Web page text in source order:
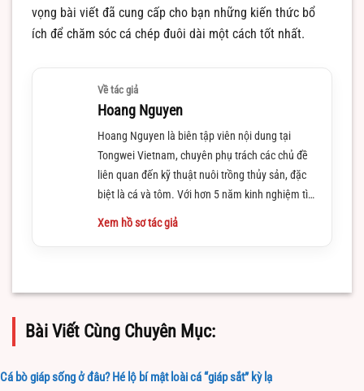
vọng bài viết đã cung cấp cho bạn những kiến thức bổ
ích để chăm sóc cá chép đuôi dài một cách tốt nhất.
Về tác giả
Hoang Nguyen
Hoang Nguyen là biên tập viên nội dung tại
Tongwei Vietnam, chuyên phụ trách các chủ đề
liên quan đến kỹ thuật nuôi trồng thủy sản, đặc
biệt là cá và tôm. Với hơn 5 năm kinh nghiệm tìm
hiểu và làm việc trong lĩnh vực này
Xem hồ sơ tác giả
Bài Viết Cùng Chuyên Mục:
Cá bò giáp sống ở đâu? Hé lộ bí mật loài cá “giáp sắt” kỳ lạ